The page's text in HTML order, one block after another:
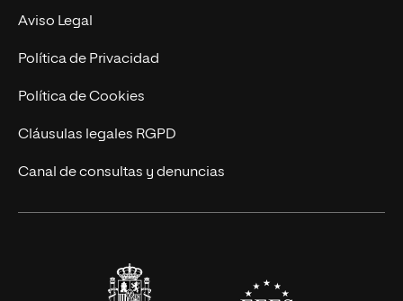
Experto Universitario
Postgrados
Cursos Universitarios
Nuestro Equipo
Trabaja en UNIR
Actualidad
UNIR Revista
Eventos
Aviso Legal
Política de Privacidad
Política de Cookies
Cláusulas legales RGPD
Canal de consultas y denuncias